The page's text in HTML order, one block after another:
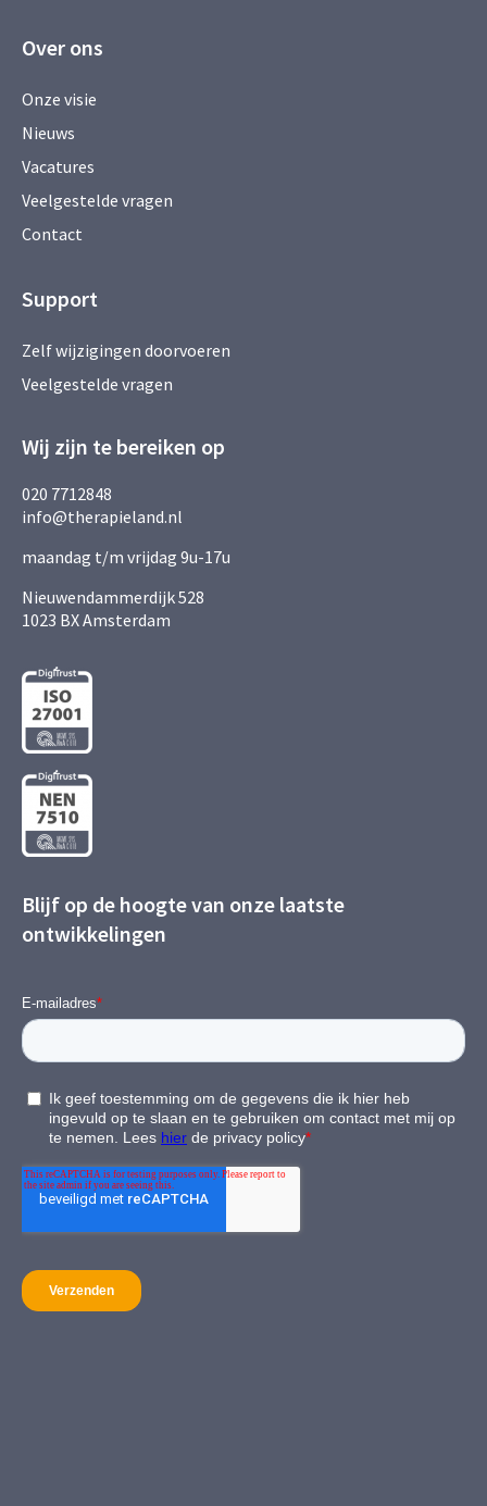
Over ons
Onze visie
Nieuws
Vacatures
Veelgestelde vragen
Contact
Support
Zelf wijzigingen doorvoeren
Veelgestelde vragen
Wij zijn te bereiken op
020 7712848
info@therapieland.nl
maandag t/m vrijdag 9u-17u
Nieuwendammerdijk 528
1023 BX Amsterdam
Blijf op de hoogte van onze laatste
ontwikkelingen